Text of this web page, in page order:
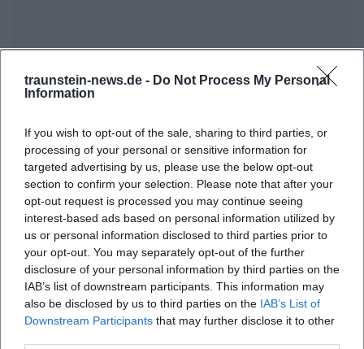
traunstein-news.de - Do Not Process My Personal
Information
If you wish to opt-out of the sale, sharing to third parties, or
processing of your personal or sensitive information for
targeted advertising by us, please use the below opt-out
section to confirm your selection. Please note that after your
opt-out request is processed you may continue seeing
interest-based ads based on personal information utilized by
us or personal information disclosed to third parties prior to
your opt-out. You may separately opt-out of the further
disclosure of your personal information by third parties on the
IAB’s list of downstream participants. This information may
also be disclosed by us to third parties on the IAB’s List of
Downstream Participants that may further disclose it to other
Häufig gestellte Fragen
Wann beginnt das Konzert?
Wo findet das Konzert statt?
Was kann ich vom Konzert erwarten?
Wie viel kostet der Eintritt?
Ist der Veranstaltungsort barrierefrei?